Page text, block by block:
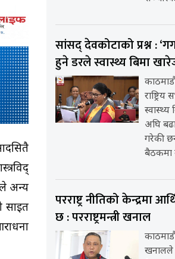
अन्य
साइत
सांसद् देवकोटाको प्रश्न :
हुने डरले स्वास्थ्य बिमा
स्वास्थ्य
अघि
गरेकी
बैठकमा
परराष्ट्र नीतिको केन्द्रमा
छ : परराष्ट्रमन्त्री खनाल
काठमाडौँ
खनालले